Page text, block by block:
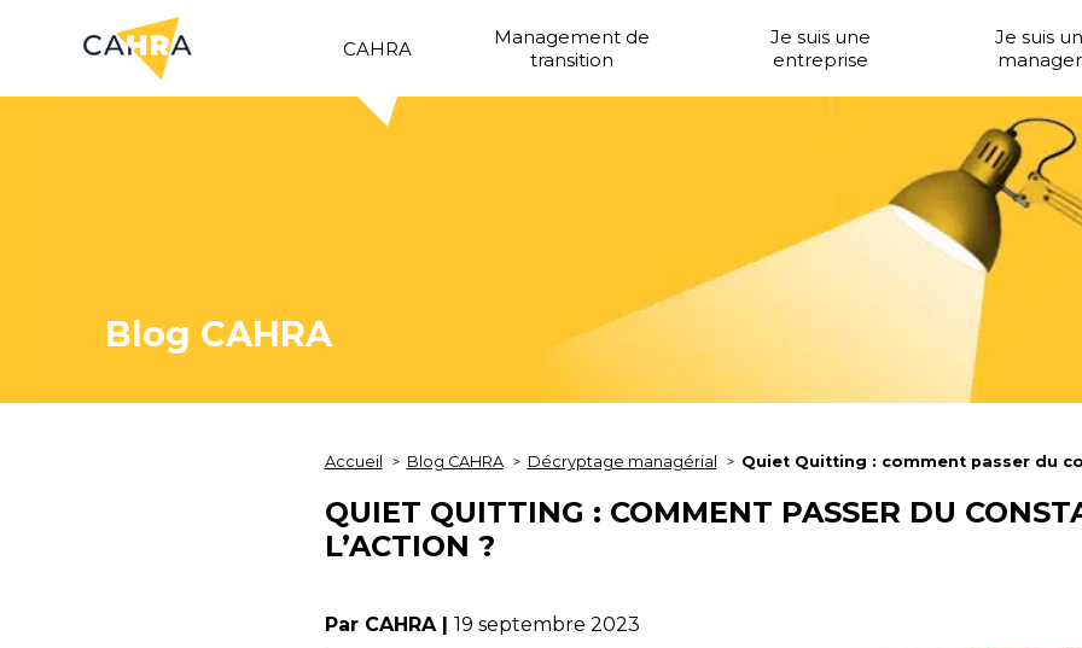
CAHRA
Management de
transition
Je suis une
entreprise
Je suis un
manager
Blog CAHRA
Accueil Blog CAHRA Décryptage managérial Quiet Quitting : comment passer du
QUIET QUITTING : COMMENT PASSER DU
L’ACTION ?
Par CAHRA | 19 septembre 2023